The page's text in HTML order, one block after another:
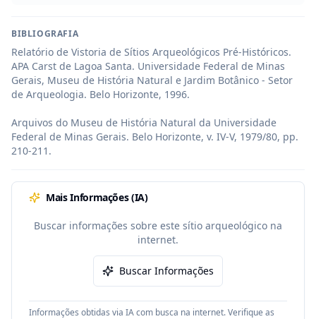
BIBLIOGRAFIA
Relatório de Vistoria de Sítios Arqueológicos Pré-Históricos.
APA Carst de Lagoa Santa. Universidade Federal de Minas
Gerais, Museu de História Natural e Jardim Botânico - Setor
de Arqueologia. Belo Horizonte, 1996.
Arquivos do Museu de História Natural da Universidade
Federal de Minas Gerais. Belo Horizonte, v. IV-V, 1979/80, pp.
210-211.
Mais Informações (IA)
Buscar informações sobre este sítio arqueológico na
internet.
Buscar Informações
Informações obtidas via IA com busca na internet. Verifique as